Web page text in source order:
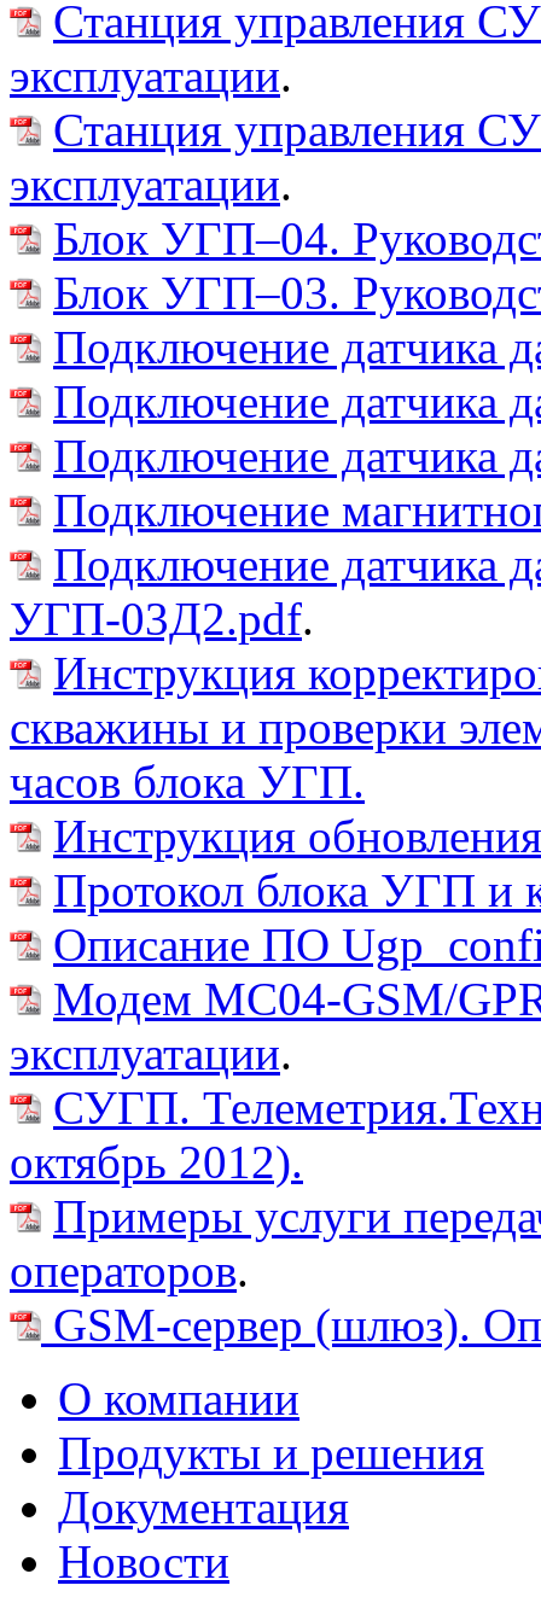
Станция управления
эксплуатации.
Станция управления
эксплуатации.
Блок УГП–04.
Блок УГП–03.
Подключение датчика
Подключение датчика
Подключение датчика
Подключение
Подключение датчика
УГП-03Д2.pdf.
Инструкция
скважины и проверки
часов блока УГП.
Инструкция
Протокол блока УГП и
Описание ПО
Модем MC04-GSM/
эксплуатации.
СУГП.
октябрь 2012).
Примеры услуги
операторов.
GSM-сервер (шлюз).
О компании
Продукты и решения
Документация
Новости